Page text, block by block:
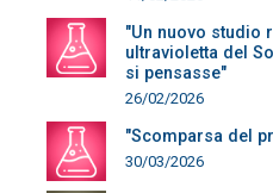
"Un nuovo studio
ultravioletta del
si pensasse"
26/02/2026
"Scomparsa del
30/03/2026